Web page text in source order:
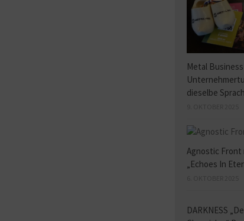
Metal
dieselbe
Agnostic Front
„Echoes In
DARKNESS